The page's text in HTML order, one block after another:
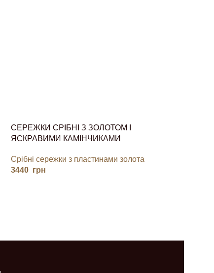
СЕРЕЖКИ СРІБНІ З ЗОЛОТОМ І
ЯСКРАВИМИ КАМІНЧИКАМИ
Срібні сережки з пластинами золота
3440 грн